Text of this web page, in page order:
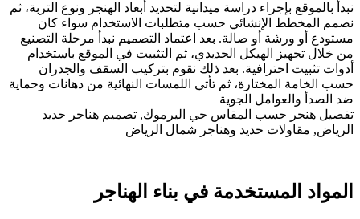
نبدأ بالموقع بإجراء دراسة ميدانية لتحديد أبعاد الهنجر ونوع التربة، ثم
نصمم المخطط الإنشائي حسب متطلبات الاستخدام سواء كان
مستودع أو ورشة أو صالة. بعد اعتماد التصميم نبدأ مرحلة التصنيع
من خلال تجهيز الهيكل الحديدي، ثم التثبيت في الموقع باستخدام
أدوات تثبيت احترافية. بعد ذلك نقوم بتركيب السقف والجدران
حسب الخامة المختارة، ثم تأتي اللمسات النهائية من دهانات وحماية
ضد الصدأ والعوامل الجوية
تفصيل هنجر حسب المقاس حي اليرموك, تصميم هناجر حديد
الرياض, مقاولات حديد وهناجر شمال الرياض
المواد المستخدمة في بناء الهناجر